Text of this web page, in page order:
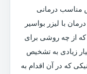
مناسب درمانی
با لیزر بواسیر
از چه روشی برای
زیادی به تشخیص
که در آن اقدام به